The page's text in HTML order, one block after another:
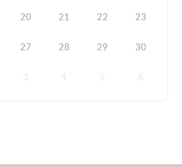
20 21 22 23
27 28 29 30
3 4 5 6